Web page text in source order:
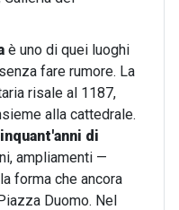
è uno di quei luoghi
fare rumore. La
risale al 1187,
alla cattedrale.
di
ampliamenti —
forma che ancora
Duomo. Nel